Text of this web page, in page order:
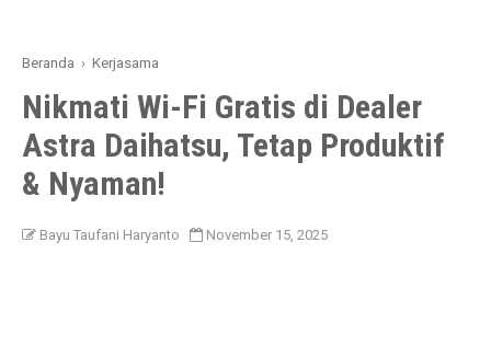
Beranda ›Kerjasama
Nikmati Wi-Fi Gratis di Dealer
Astra Daihatsu, Tetap Produktif
& Nyaman!
Bayu Taufani Haryanto November 15, 2025